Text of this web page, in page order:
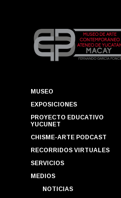
MUSEO
EXPOSICIONES
PROYECTO EDUCATIVO
YUCUNET
CHISME-ARTE PODCAST
RECORRIDOS VIRTUALES
SERVICIOS
MEDIOS
NOTICIAS